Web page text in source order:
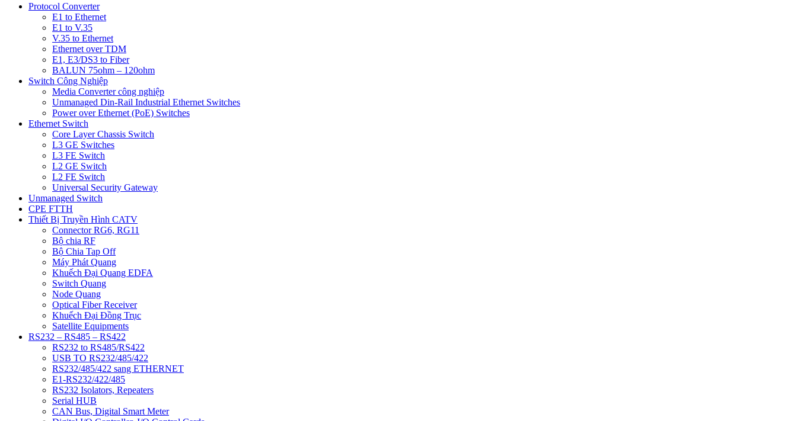
Protocol Converter
E1 to Ethernet
E1 to V.35
V.35 to Ethernet
Ethernet over TDM
E1, E3/DS3 to Fiber
BALUN 75ohm – 120ohm
Switch Công Nghiệp
Media Converter công nghiệp
Unmanaged Din-Rail Industrial Ethernet Switches
Power over Ethernet (PoE) Switches
Ethernet Switch
Core Layer Chassis Switch
L3 GE Switches
L3 FE Switch
L2 GE Switch
L2 FE Switch
Universal Security Gateway
Unmanaged Switch
CPE FTTH
Thiết Bị Truyền Hình CATV
Connector RG6, RG11
Bộ chia RF
Bộ Chia Tap Off
Máy Phát Quang
Khuếch Đại Quang EDFA
Switch Quang
Node Quang
Optical Fiber Receiver
Khuếch Đại Đồng Trục
Satellite Equipments
RS232 – RS485 – RS422
RS232 to RS485/RS422
USB TO RS232/485/422
RS232/485/422 sang ETHERNET
E1-RS232/422/485
RS232 Isolators, Repeaters
Serial HUB
CAN Bus, Digital Smart Meter